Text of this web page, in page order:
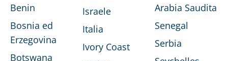
Benin
Bosnia ed
Erzegovina
Botswana
Israele
Italia
Ivory Coast
Arabia Saudita
Senegal
Serbia